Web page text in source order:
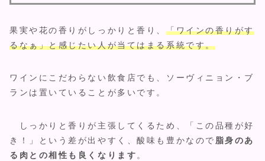
果実や花の香りがしっかりと香り、 「ワインの香りがす
るなぁ」と感じたい人が当てはまる系統です。
ワインにこだわらない飲食店でも、ソーヴィニョン・ブ
ランは置いていることが多いです。
しっかりと香りが主張してくるため、「この品種が好
き！」という差が出やすく、酸味も豊かなので 脂身のあ
る肉との相性も良くなります 。